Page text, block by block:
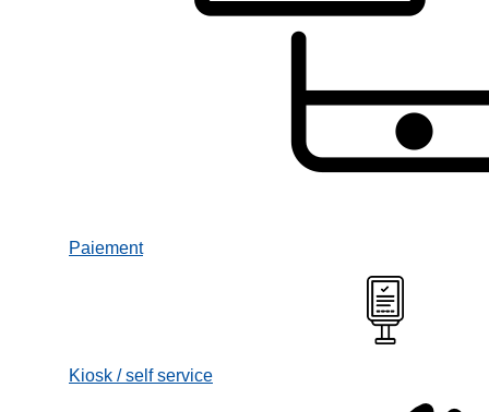
Paiement
Kiosk / self service